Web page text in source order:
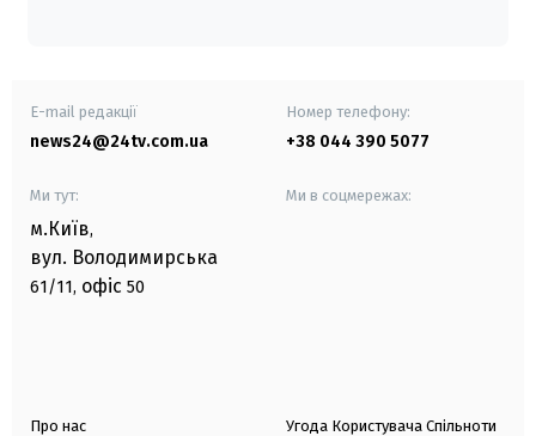
E-mail редакції
news24@24tv.com.ua
Номер телефону:
+38 044 390 5077
Ми тут:
м.Київ,
вул. Володимирська
61/11, офіс 50
Ми в соцмережах:
Про нас Угода Користувача Спільноти